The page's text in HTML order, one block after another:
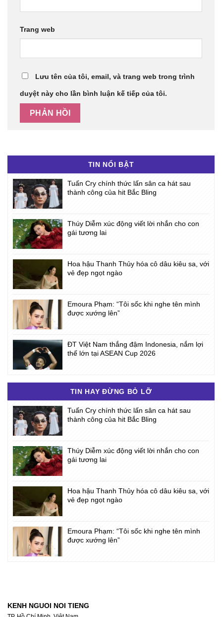
Trang web
Lưu tên của tôi, email, và trang web trong trình
duyệt này cho lần bình luận kế tiếp của tôi.
TIN NỔI BẬT
Tuấn Cry chính thức lấn sân ca hát sau
thành công của hit Bắc Bling
Thúy Diễm xúc động viết lời nhắn cho con
gái tương lai
Hoa hậu Thanh Thủy hóa cô dâu kiêu sa, với
vẻ đẹp ngọt ngào
Emoura Phạm: “Tôi sốc khi nghe tên mình
được xướng lên”
ĐT Việt Nam thắng đậm Indonesia, nắm lợi
thế lớn tại ASEAN Cup 2026
TIN HAY ĐỪNG BỎ LỠ
Tuấn Cry chính thức lấn sân ca hát sau
thành công của hit Bắc Bling
Thúy Diễm xúc động viết lời nhắn cho con
gái tương lai
Hoa hậu Thanh Thủy hóa cô dâu kiêu sa, với
vẻ đẹp ngọt ngào
Emoura Phạm: “Tôi sốc khi nghe tên mình
được xướng lên”
KENH NGUOI NOI TIENG